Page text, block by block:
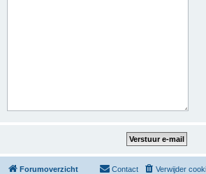
Forumoverzicht Verwijder
Contact